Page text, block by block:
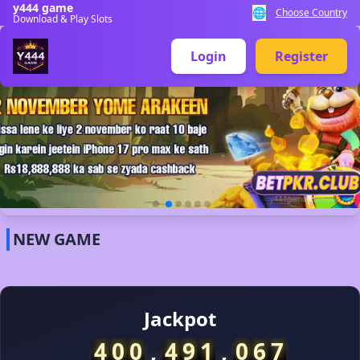
y444 game
Download & Play Slots 🌐 Choose Country
Login Register
NEW GAME
29/06/2026 خان*** نے جیتے 10,000 PKR 💰
29/06/2026 خانل*** کو ریبیٹ ملا 1,700 PKR 🎊
Jackpot
400 , 556 , 549